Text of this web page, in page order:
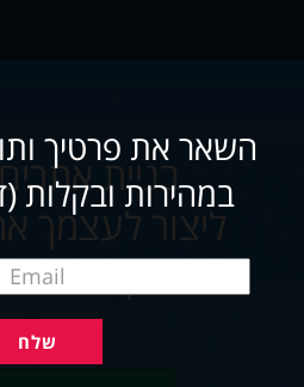
השאר את פרטיך
במהירות
בניית
ליצור לעצמך
תוך שניות